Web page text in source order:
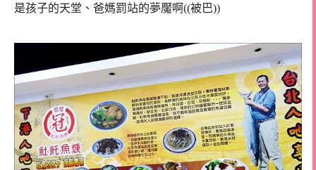
是孩子的天堂、爸媽罰站的夢魘啊((被巴))